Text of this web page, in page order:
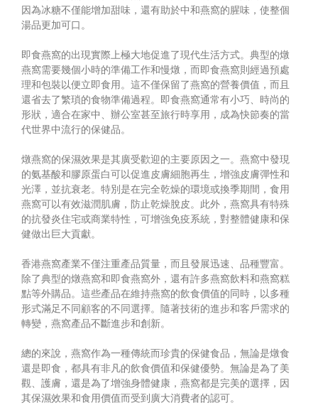
因為冰糖不僅能增加甜味，還有助於中和燕窩的腥味，使整個
湯品更加可口。
即食燕窩的出現實際上極大地促進了現代生活方式。典型的燉
燕窩需要幾個小時的準備工作和慢燉，而即食燕窩則經過預處
理和包裝以便立即食用。這不僅保留了燕窩的營養價值，而且
還省去了繁瑣的食物準備過程。即食燕窩通常有小巧、時尚的
形狀，適合在家中、辦公室甚至旅行時享用，成為快節奏的當
代世界中流行的保健品。
燉燕窩的保濕效果是其廣受歡迎的主要原因之一。燕窩中發現
的氨基酸和膠原蛋白可以促進皮膚細胞再生，增強皮膚彈性和
光澤，並抗衰老。特別是在完全乾燥的環境或換季期間，食用
燕窩可以有效滋潤肌膚，防止乾燥脫皮。此外，燕窩具有特殊
的抗發炎住宅或商業特性，可增強免疫系統，對整體健康和保
健做出巨大貢獻。
香港燕窩產業不僅注重產品質量，而且發展迅速、品種豐富。
除了典型的燉燕窩和即食燕窩外，還有許多燕窩飲料和燕窩糕
點等外購品。這些產品在維持燕窩的飲食價值的同時，以多種
形式滿足不同顧客的不同選擇。隨著技術的進步和客戶需求的
轉變，燕窩產品不斷進步和創新。
總的來說，燕窩作為一種傳統而珍貴的保健食品，無論是燉食
還是即食，都具有非凡的飲食價值和保健優勢。無論是為了美
觀、護膚，還是為了增強身體健康，燕窩都是完美的選擇，因
其保濕效果和食用價值而受到廣大消費者的認可。